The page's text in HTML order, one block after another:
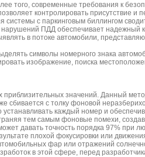
того, современные требования к
контролировать присутствие
с паркинговым биллингом
ПДД обеспечивает надежный
в потоке автомобили,
символы номерного знака
изображение, поиска
значений. Данный
сбивается с толку фоновой
каждый номер и
тем самым фоновые помехи,
давать точность порядка 97%
плохой фокусировки или
фар или отражений
в этой сфере, перед